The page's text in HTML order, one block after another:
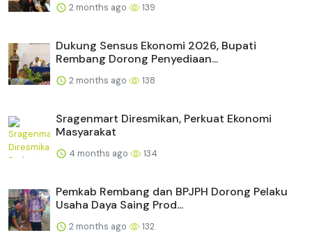
2 months ago 139
Dukung Sensus Ekonomi 2026, Bupati
Rembang Dorong Penyediaan...
2 months ago 138
Sragenmart Diresmikan, Perkuat Ekonomi
Masyarakat
4 months ago 134
Pemkab Rembang dan BPJPH Dorong Pelaku
Usaha Daya Saing Prod...
2 months ago 132